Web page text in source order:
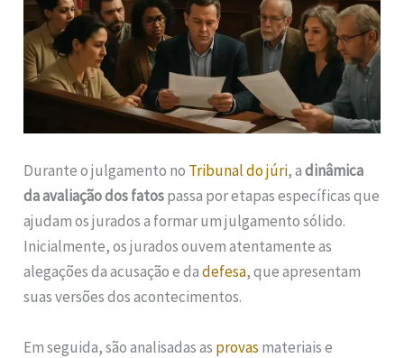
Durante o julgamento no Tribunal do júri, adinâmica
da avaliação dos fatospassa por etapas específicas que
ajudam os jurados a formar um julgamento sólido.
Inicialmente, os jurados ouvem atentamente as
alegações da acusação e dadefesa, que apresentam
suas versões dos acontecimentos.
Em seguida, são analisadas as provas materiais e